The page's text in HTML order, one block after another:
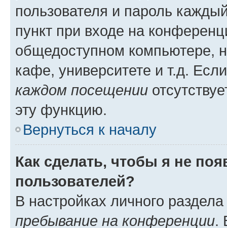
пользователя и пароль
пункт при входе на
общедоступном компьютере,
кафе, университете и т.д.
каждом посещении
эту функцию.
Вернуться к началу
Как сделать, чтобы я не
пользователей?
В настройках личного
пребывание на конференции.